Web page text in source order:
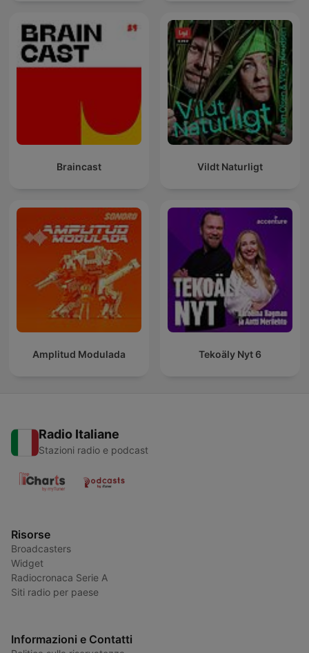
Braincast Vildt Naturligt
Amplitud Modulada Tekoäly Nyt 6
Radio Italiane
Stazioni radio e podcast
Risorse
Broadcasters
Widget
Radiocronaca Serie A
Siti radio per paese
Informazioni e Contatti